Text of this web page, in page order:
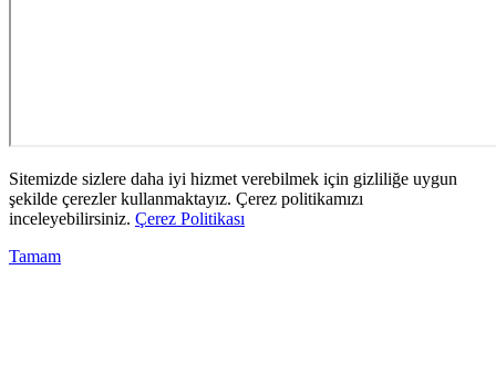
Sitemizde sizlere daha iyi hizmet verebilmek için gizliliğe uygun
şekilde çerezler kullanmaktayız. Çerez politikamızı
inceleyebilirsiniz. Çerez Politikası
Tamam